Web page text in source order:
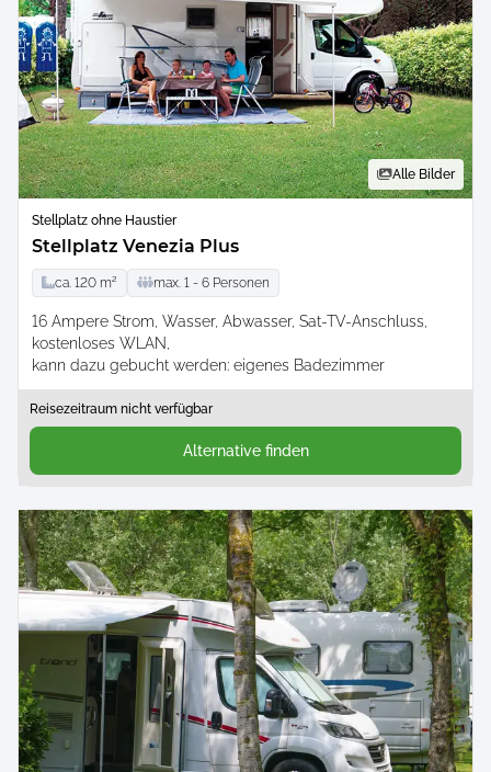
Alle Bilder
Stellplatz ohne Haustier
Stellplatz Venezia Plus
ca. 120 m² max. 1 - 6 Personen
16 Ampere Strom Wasser Abwasser Sat-TV-Anschluss
kostenloses WLAN
kann dazu gebucht werden: eigenes Badezimmer
Reisezeitraum nicht verfügbar
Alternative finden